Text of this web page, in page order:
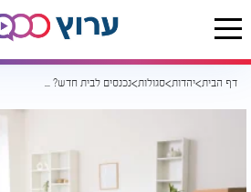
דף הבית יהדות סגולות נכנסים לבית חדש? הסגולות שמכניסות ברכה כבר מהיום הראשון